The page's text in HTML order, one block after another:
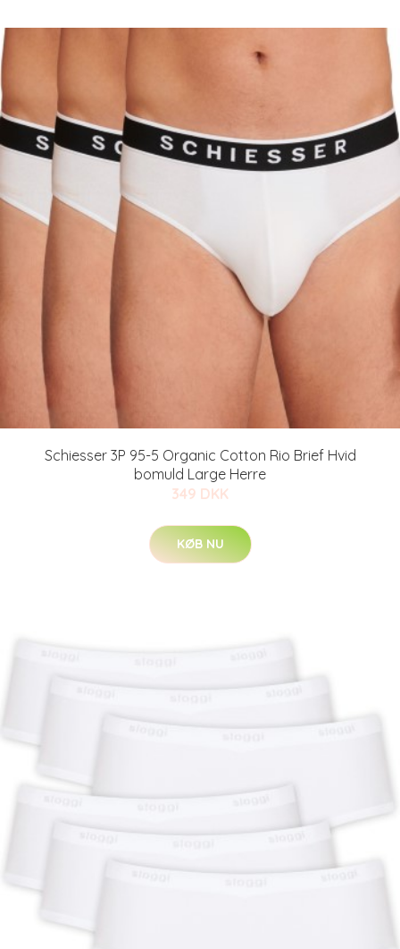
Schiesser 3P 95-5 Organic Cotton Rio Brief Hvid
bomuld Large Herre
349 DKK
KØB NU